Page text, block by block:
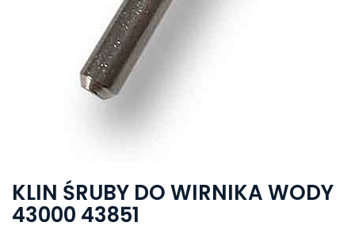
KLIN ŚRUBY DO WIRNIKA WODY
43000 43851